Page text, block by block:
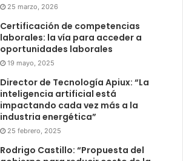
25 marzo, 2026
Certificación de competencias
laborales: la vía para acceder a
oportunidades laborales
19 mayo, 2025
Director de Tecnología Apiux: “La
inteligencia artificial está
impactando cada vez más a la
industria energética”
25 febrero, 2025
Rodrigo Castillo: “Propuesta del